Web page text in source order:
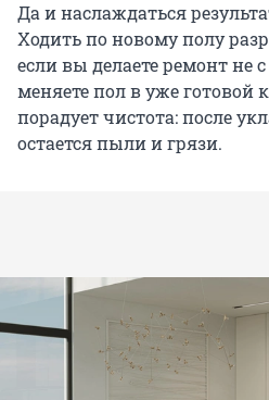
Да и наслаждаться
Ходить по новому полу
если вы делаете ремонт не
меняете пол в уже готовой
порадует чистота: после
остается пыли и грязи.